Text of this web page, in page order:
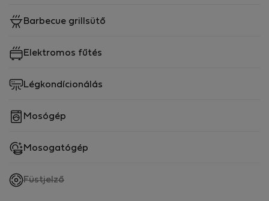
Barbecue grillsütő
Elektromos fűtés
Légkondícionálás
Mosógép
Mosogatógép
Füstjelző,